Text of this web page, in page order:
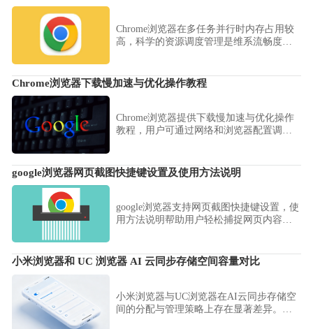
Chrome浏览器在多任务并行时内存占用较
高，科学的资源调度管理是维系流畅度的
下依旧运行稳健。
Chrome浏览器下载慢加速与优化操作教程
Chrome浏览器提供下载慢加速与优化操作
教程，用户可通过网络和浏览器配置调
google浏览器网页截图快捷键设置及使用方法说明
google浏览器支持网页截图快捷键设置，使
用方法说明帮助用户轻松捕捉网页内容，
小米浏览器和 UC 浏览器 AI 云同步存储空间容量对比
小米浏览器与UC浏览器在AI云同步存储空
间的分配与管理策略上存在显著差异。本